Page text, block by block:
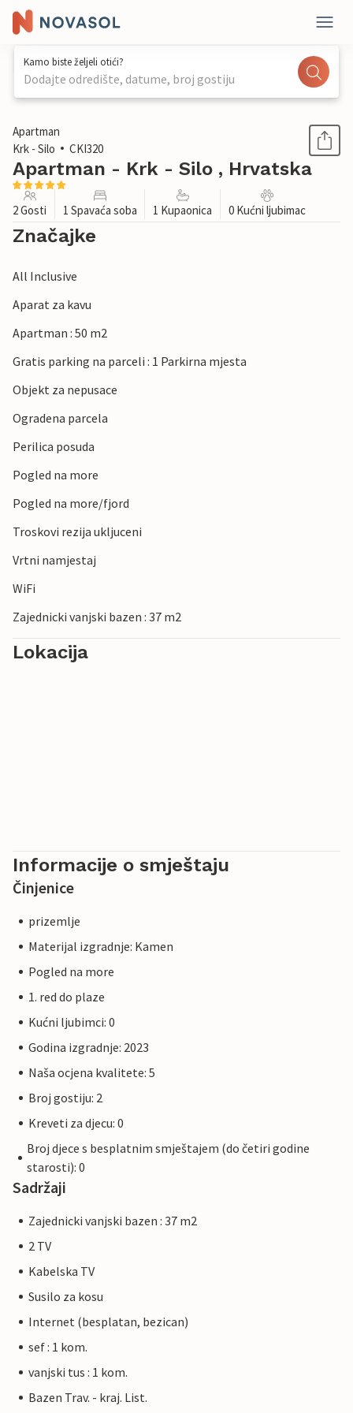
Kamo biste željeli otići?
Dodajte odredište, datume, broj gostiju
1 / 31
Apartman
Krk - Silo
CKI320
Apartman - Krk - Silo , Hrvatska
2 Gosti 1 Spavaća soba 1 Kupaonica 0 Kućni ljubimac
Značajke
All Inclusive
Aparat za kavu
Apartman : 50 m2
Gratis parking na parceli : 1 Parkirna mjesta
Objekt za nepusace
Ogradena parcela
Perilica posuda
Pogled na more
Pogled na more/fjord
Troskovi rezija ukljuceni
Vrtni namjestaj
WiFi
Zajednicki vanjski bazen : 37 m2
Lokacija
Informacije o smještaju
Činjenice
prizemlje
Materijal izgradnje: Kamen
Pogled na more
1. red do plaze
Kućni ljubimci: 0
Godina izgradnje: 2023
Naša ocjena kvalitete: 5
Broj gostiju: 2
Kreveti za djecu: 0
Broj djece s besplatnim smještajem (do četiri godine
starosti): 0
Sadržaji
Zajednicki vanjski bazen : 37 m2
2 TV
Kabelska TV
Susilo za kosu
Internet (besplatan, bezican)
sef : 1 kom.
vanjski tus : 1 kom.
Bazen Trav. - kraj. List.